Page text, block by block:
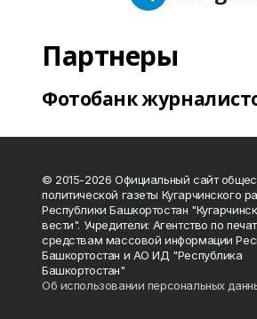
Партнеры
Фотобанк
© 2015-2026 Официальный сайт
политической газеты Кугарчинского
Республики Башкортостан
вести". Учредители: Агентство по
средствам массовой информации
Башкортостан и АО ИД "Республика
Башкортостан"
Об использовании персональных